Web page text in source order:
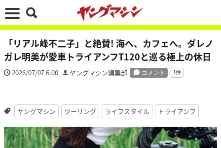
「リアル峰不二子」と絶賛! 海へ、カフェへ。ダレノ
ガレ明美が愛車トライアンフT120と巡る極上の休日
2026/07/07 6:00 ヤングマシン編集部
ヤングマシン ツーリング ライフスタイル トライアンフ